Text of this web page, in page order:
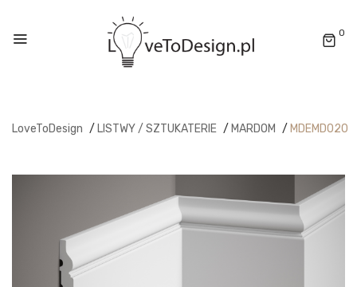
0
LoveToDesign / LISTWY / SZTUKATERIE / MARDOM / MDEMD020